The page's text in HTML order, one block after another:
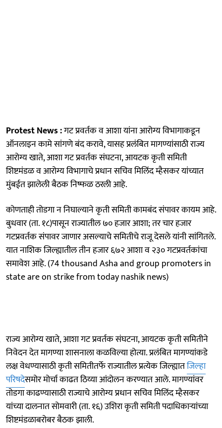
Protest News :गट प्रवर्तक व आशा यांना आरोग्य विभागाकडून
ऑनलाइन कामे सांगणे बंद करावे, यासह प्रलंबित मागण्यांसाठी राज्य
आरोग्य खाते, आशा गट प्रवर्तक संघटना, आयटक कृती समिती
शिष्टमंडळ व आरोग्य विभागाचे प्रधान सचिव मिलिंद म्हैसकर यांच्यात
मुंबईत झालेली बैठक निष्फळ ठरली आहे.
कोणताही तोडगा न निघाल्याने कृती समिती कामबंद संपावर कायम आहे.
बुधवार (ता. १८)पासून राज्यातील ७० हजार आशा; तर चार हजार
गटप्रवर्तक संपावर जाणार असल्याचे समितीचे राजू देसले यांनी सांगितले.
यात नाशिक जिल्ह्यातील तीन हजार ६७२ आशा व २३० गटप्रवर्तकांचा
समावेश आहे. (74 thousand Asha and group promoters in
state are on strike from today nashik news)
राज्य आरोग्य खाते, आशा गट प्रवर्तक संघटना, आयटक कृती समितीने
निवेदन देत मागण्या शासनाला कळविल्या होत्या. प्रलंबित मागण्यांकडे
लक्ष वेधण्यासाठी कृती समितीतर्फे राज्यातील प्रत्येक जिल्ह्यातजिल्हा
परिषदेसमोर मोर्चा काढत ठिय्या आंदोलन करण्यात आले. मागण्यांवर
तोडगा काढण्यासाठी राज्याचे आरोग्य प्रधान सचिव मिलिंद म्हैसकर
यांच्या दालनात सोमवारी (ता. १६) उशिरा कृती समिती पदाधिकाऱ्यांच्या
शिष्टमंडळाबरोबर बैठक झाली.